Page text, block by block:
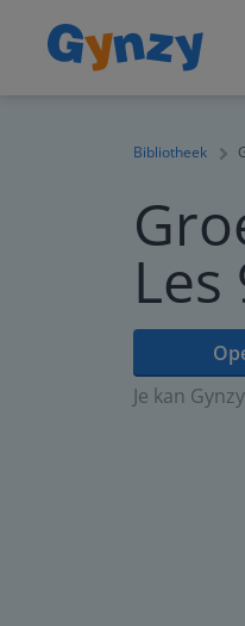
Bibliotheek
Les
Je kan